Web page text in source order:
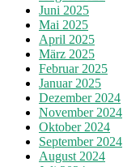
Juni 2025
Mai 2025
April 2025
März 2025
Februar 2025
Januar 2025
Dezember 2024
November 2024
Oktober 2024
September 2024
August 2024